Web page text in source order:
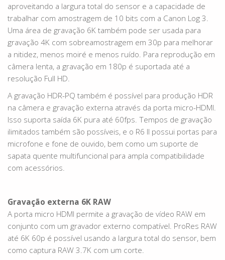
aproveitando a largura total do sensor e a capacidade de
trabalhar com amostragem de 10 bits com a Canon Log 3.
Uma área de gravação 6K também pode ser usada para
gravação 4K com sobreamostragem em 30p para melhorar
a nitidez, menos moiré e menos ruído. Para reprodução em
câmera lenta, a gravação em 180p é suportada até a
resolução Full HD.
A gravação HDR-PQ também é possível para produção HDR
na câmera e gravação externa através da porta micro-HDMI.
Isso suporta saída 6K pura até 60fps. Tempos de gravação
ilimitados também são possíveis, e o R6 II possui portas para
microfone e fone de ouvido, bem como um suporte de
sapata quente multifuncional para ampla compatibilidade
com acessórios.
Gravação externa 6K RAW
A porta micro HDMI permite a gravação de vídeo RAW em
conjunto com um gravador externo compatível. ProRes RAW
até 6K 60p é possível usando a largura total do sensor, bem
como captura RAW 3.7K com um corte.